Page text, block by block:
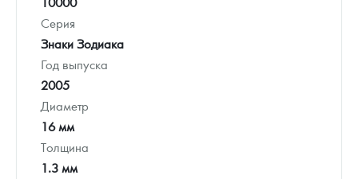
Серия
Знаки Зодиака
Год выпуска
2005
Диаметр
16 мм
Толщина
1.3 мм